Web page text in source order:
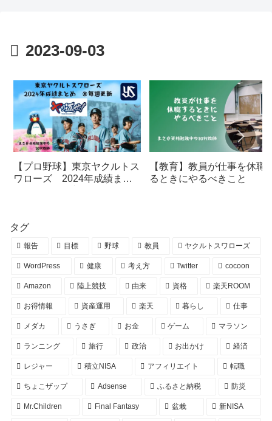
2023-09-03
【プロ野球】東京ヤクルトス
ワローズ 2024年成績まと
【教育】教員が仕事を休職
るときにやるべきこと
タグ
報告 目標 野球 教員 ヤクルトスワローズ
WordPress 健康 考え方 Twitter cocoon
Amazon 陸上競技 由来 資格 楽天ROOM
お得情報 資産運用 楽天 暮らし 仕事
メダカ うさぎ お金 ゲーム マラソン
ランニング 旅行 政治 お出かけ 経済
レジャー 積立NISA アフィリエイト 転職
ちょこザップ Adsense ふるさと納税 防災
Mr.Children Final Fantasy 盆栽 新NISA